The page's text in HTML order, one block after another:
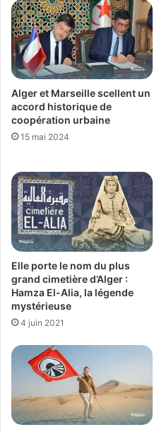
Alger et Marseille scellent un
accord historique de
coopération urbaine
15 mai 2024
Elle porte le nom du plus
grand cimetière d’Alger :
Hamza El-Alia, la légende
mystérieuse
4 juin 2021